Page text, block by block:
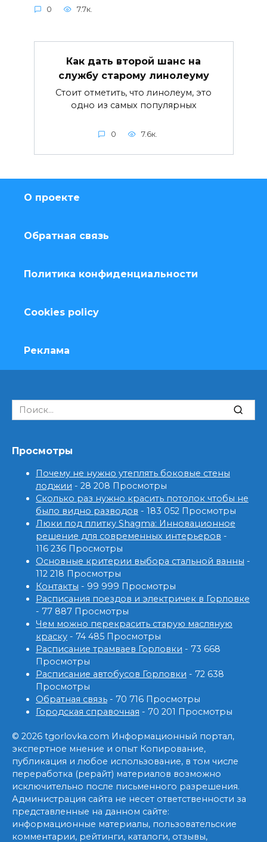
0 7.7к.
Как дать второй шанс на
службу старому линолеуму
Стоит отметить, что линолеум, это
одно из самых популярных
0 7.6к.
О проекте
Обратная связь
Политика конфиденциальности
Cookies policy
Реклама
Search
for:
Просмотры
Почему не нужно утеплять боковые стены
лоджии - 28 208 Просмотры
Сколько раз нужно красить потолок чтобы не
было видно разводов - 183 052 Просмотры
Люки под плитку Shagma: Инновационное
решение для современных интерьеров -
116 236 Просмотры
Основные критерии выбора стальной ванны -
112 218 Просмотры
Контакты - 99 999 Просмотры
Расписания поездов и электричек в Горловке
- 77 887 Просмотры
Чем можно перекрасить старую масляную
краску - 74 485 Просмотры
Расписание трамваев Горловки - 73 668
Просмотры
Расписание автобусов Горловки - 72 638
Просмотры
Обратная связь - 70 716 Просмотры
Городская справочная - 70 201 Просмотры
© 2026 tgorlovka.com Информационный портал,
экспертное мнение и опыт Копирование,
публикация и любое использование, в том числе
переработка (рерайт) материалов возможно
исключительно после письменного разрешения.
Администрация сайта не несет ответственности за
представленные на данном сайте:
информационные материалы, пользовательские
комментарии, рейтинги, каталоги, отзывы,